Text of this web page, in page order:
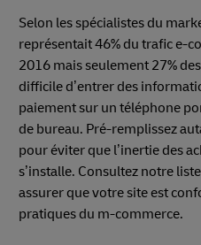
Selon les spécialistes du
représentait 46% du trafic e-
2016 mais seulement 27%
difficile d’entrer des
paiement sur un téléphone
de bureau. Pré-remplissez
pour éviter que l’inertie des
s’installe. Consultez notre
assurer que votre site est
pratiques du m-commerce.